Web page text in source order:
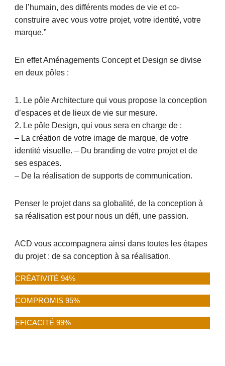
de l’humain, des différents modes de vie et co-
construire avec vous votre projet, votre identité, votre
marque.”
En effet Aménagements Concept et Design se divise
en deux pôles :
1. Le pôle Architecture qui vous propose la conception
d’espaces et de lieux de vie sur mesure.
2. Le pôle Design, qui vous sera en charge de :
– La création de votre image de marque, de votre
identité visuelle. – Du branding de votre projet et de
ses espaces.
– De la réalisation de supports de communication.
Penser le projet dans sa globalité, de la conception à
sa réalisation est pour nous un défi, une passion.
ACD vous accompagnera ainsi dans toutes les étapes
du projet : de sa conception à sa réalisation.
CRÉATIVITÉ 94%
COMPROMIS 95%
EFICACITÉ 99%